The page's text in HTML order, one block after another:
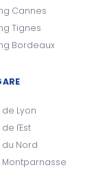
Cannes
Tignes
Bordeaux
Lyon
l'Est
du Nord
Montparnasse